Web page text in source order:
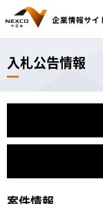
入札公告情報